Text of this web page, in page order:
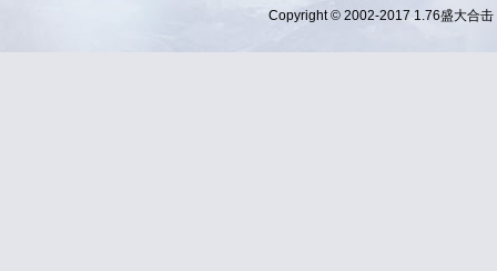
Copyright © 2002-2017 1.76盛大合击